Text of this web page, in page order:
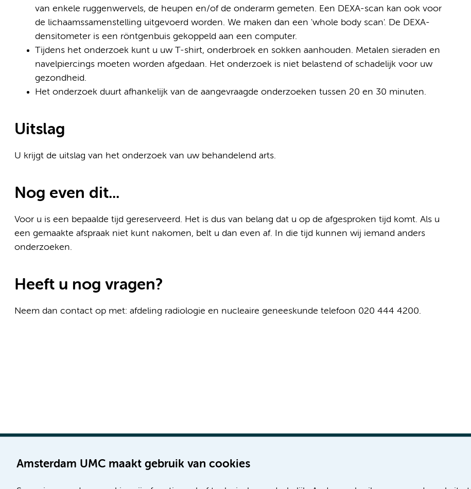
van enkele ruggenwervels, de heupen en/of de onderarm gemeten. Een DEXA-scan kan ook voor
de lichaamssamenstelling uitgevoerd worden. We maken dan een 'whole body scan'. De DEXA-
densitometer is een röntgenbuis gekoppeld aan een computer.
Tijdens het onderzoek kunt u uw T-shirt, onderbroek en sokken aanhouden. Metalen sieraden en
navelpiercings moeten worden afgedaan. Het onderzoek is niet belastend of schadelijk voor uw
gezondheid.
Het onderzoek duurt afhankelijk van de aangevraagde onderzoeken tussen 20 en 30 minuten.
Uitslag
U krijgt de uitslag van het onderzoek van uw behandelend arts.
Nog even dit...
Voor u is een bepaalde tijd gereserveerd. Het is dus van belang dat u op de afgesproken tijd komt. Als u
een gemaakte afspraak niet kunt nakomen, belt u dan even af. In die tijd kunnen wij iemand anders
onderzoeken.
Heeft u nog vragen?
Neem dan contact op met: afdeling radiologie en nucleaire geneeskunde telefoon 020 444 4200.
Amsterdam UMC maakt gebruik van cookies